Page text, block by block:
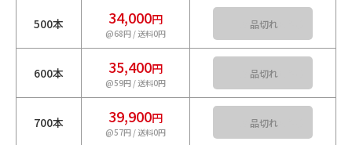
500本 34,000円
@68円 / 送料0円
カートに入れる
600本 35,400円
@59円 / 送料0円
カートに入れる
700本 39,900円
@57円 / 送料0円
カートに入れる